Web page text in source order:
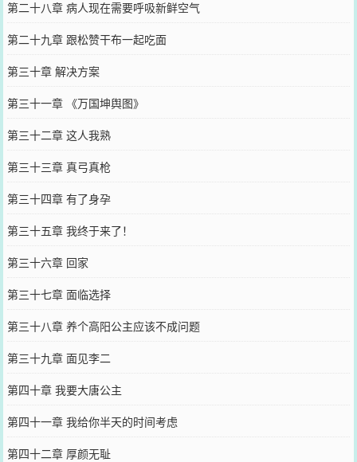
第二十八章 病人现在需要呼吸新鲜空气
第二十九章 跟松赞干布一起吃面
第三十章 解决方案
第三十一章 《万国坤舆图》
第三十二章 这人我熟
第三十三章 真弓真枪
第三十四章 有了身孕
第三十五章 我终于来了！
第三十六章 回家
第三十七章 面临选择
第三十八章 养个高阳公主应该不成问题
第三十九章 面见李二
第四十章 我要大唐公主
第四十一章 我给你半天的时间考虑
第四十二章 厚颜无耻